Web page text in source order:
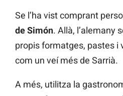
Se l’ha vist comprant
de Simón. Allà, l’alemany
propis formatges, pastes i
com un veí més de Sarrià.
A més, utilitza la